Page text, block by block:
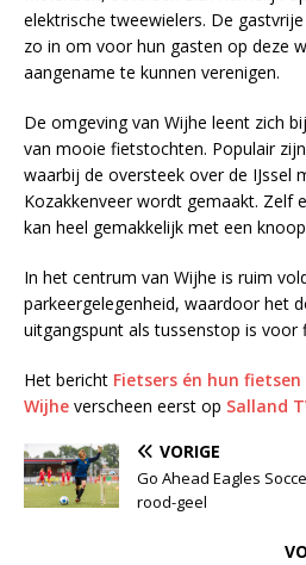
elektrische tweewielers. De
zo in om voor hun gasten op deze
aangename te kunnen verenigen.
De omgeving van Wijhe leent zich
van mooie fietstochten. Populair
waarbij de oversteek over de IJssel
Kozakkenveer wordt gemaakt. Zelf
kan heel gemakkelijk met een
In het centrum van Wijhe is ruim
parkeergelegenheid, waardoor het
uitgangspunt als tussenstop is voor
Het bericht Fietsers én hun
Wijhe verscheen eerst op Salland
VORIGE
Go Ahead Eagles
rood-geel